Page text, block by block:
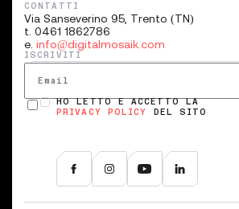
CONTATTI
Via Sanseverino 95, Trento (TN)
t. 0461 1862786
e. info@digitalmosaik.com
ISCRIVITI
HO LETTO E ACCETTO LA
PRIVACY POLICY
DEL SITO